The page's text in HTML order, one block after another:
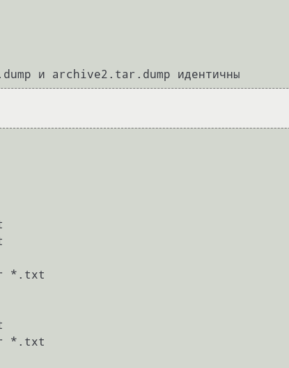
*.txt
*.txt